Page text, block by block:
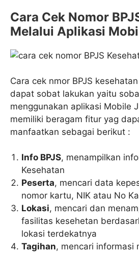
Cara Cek Nomor
Melalui Aplikasi
Cara cek nmor BPJS
dapat sobat lakukan yaitu
menggunakan aplikasi Mobile
memiliki beragam fitur yag
manfaatkan sebagai berikut :
Info BPJS, menampilkan
Kesehatan
Peserta, mencari data
nomor kartu, NIK atau No
Lokasi, mencari dan
fasilitas kesehetan
lokasi terdekatnya
Tagihan, mencari informasi